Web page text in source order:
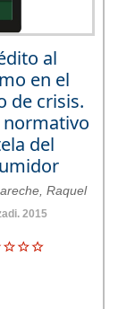
al
en el
de crisis.
del
Raquel
2015